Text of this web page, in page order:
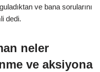
ve bana sorularını
dedi.
neler
ve aksiyona